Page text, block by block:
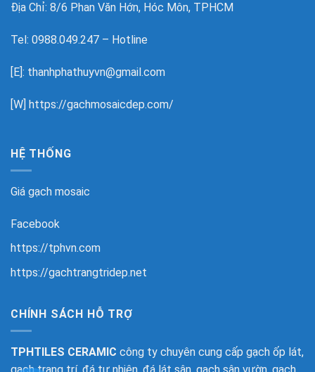
Địa Chỉ: 8/6 Phan Văn Hớn, Hóc Môn, TPHCM
Tel: 0988.049.247 – Hotline
[E]: thanhphathuyvn@gmail.com
[W] https://gachmosaicdep.com/
HỆ THỐNG
Giá gạch mosaic
Facebook
https://tphvn.com
https://gachtrangtridep.net
CHÍNH SÁCH HỖ TRỢ
TPHTILES CERAMIC công ty chuyên cung cấp gạch ốp lát,